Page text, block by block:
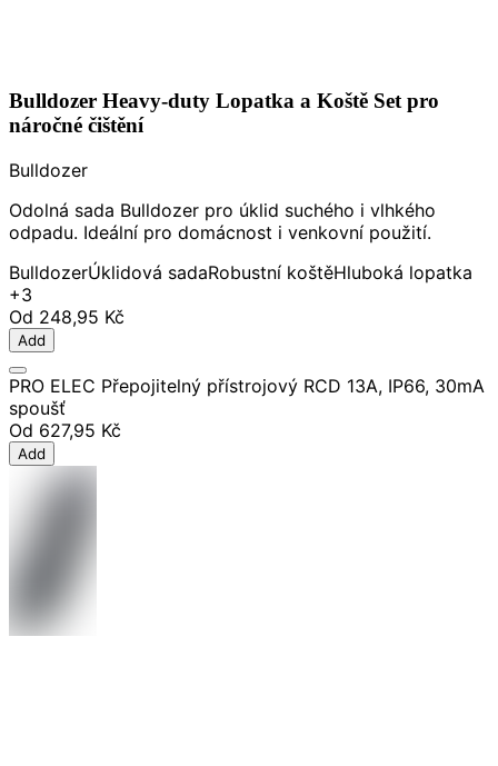
Bulldozer Heavy-duty Lopatka a Koště Set pro
náročné čištění
Bulldozer
Odolná sada Bulldozer pro úklid suchého i vlhkého
odpadu. Ideální pro domácnost i venkovní použití.
BulldozerÚklidová sadaRobustní koštěHluboká lopatka
+3
Od 248,95 Kč
Add
PRO ELEC Přepojitelný přístrojový RCD 13A, IP66, 30mA
spoušť
Od 627,95 Kč
Add